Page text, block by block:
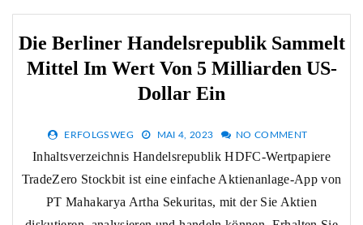
Die Berliner Handelsrepublik Sammelt
Mittel Im Wert Von 5 Milliarden US-
Dollar Ein
ERFOLGSWEG MAI 4, 2023 NO COMMENT
Inhaltsverzeichnis Handelsrepublik HDFC-Wertpapiere
TradeZero Stockbit ist eine einfache Aktienanlage-App von
PT Mahakarya Artha Sekuritas, mit der Sie Aktien